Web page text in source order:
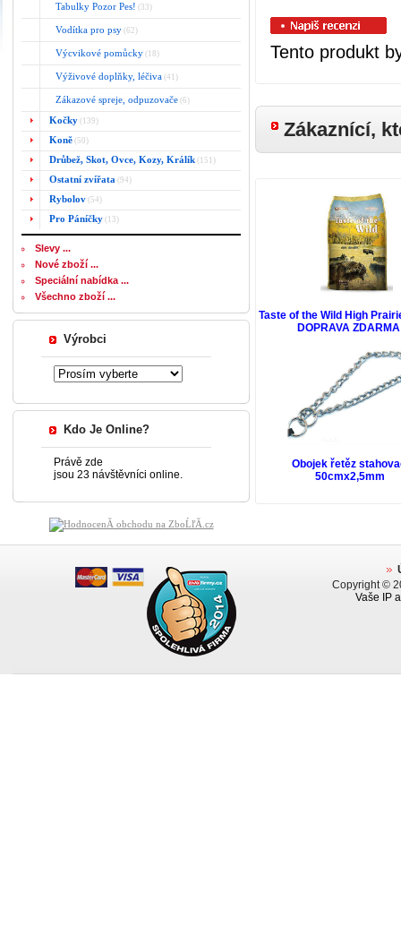
Tabulky Pozor Pes! (33)
Vodítka pro psy (62)
Výcvikové pomůcky (18)
Výživové doplňky, léčiva (41)
Zákazové spreje, odpuzovače (6)
Kočky (139)
Koně (50)
Drůbež, Skot, Ovce, Kozy, Králík (151)
Ostatní zvířata (94)
Rybolov (54)
Pro Páníčky (13)
Slevy ...
Nové zboží ...
Speciální nabídka ...
Všechno zboží ...
Výrobci
Kdo Je Online?
Právě zde
jsou 23 návštěvníci online.
Tento produkt
Zákaznící,
Taste of the Wild High
DOPRAVA
Obojek řetěz
50cmx2,5mm
Copyright ©
Vaše IP